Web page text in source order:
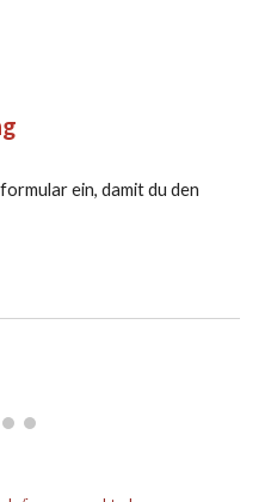
ein, damit du den